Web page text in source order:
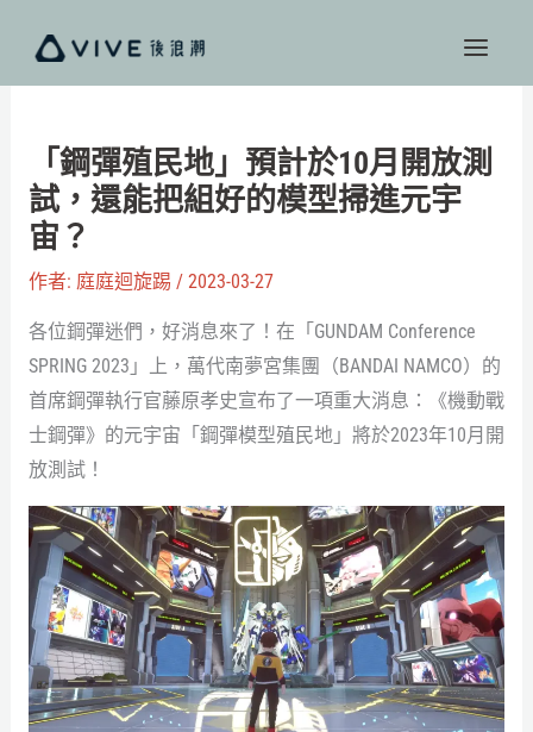
主
「鋼彈殖民地」預計於10月開放測
試，還能把組好的模型掃進元宇
宙？
作者: 庭庭迴旋踢 / 2023-03-27
各位鋼彈迷們，好消息來了！在「GUNDAM Conference
SPRING 2023」上，萬代南夢宮集團（BANDAI NAMCO）的
首席鋼彈執行官藤原孝史宣布了一項重大消息：《機動戰
士鋼彈》的元宇宙「鋼彈模型殖民地」將於2023年10月開
放測試！